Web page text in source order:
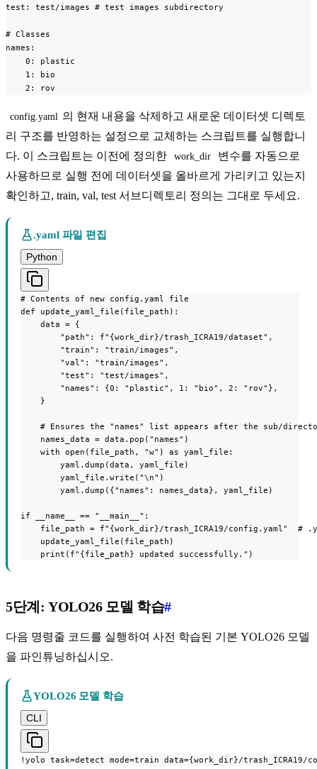
test: test/images # test images subdirectory
# Classes
names:
    0: plastic
    1: bio
    2: rov
config.yaml 의 현재 내용을 삭제하고 새로운 데이터셋 디렉토
리 구조를 반영하는 설정으로 교체하는 스크립트를 실행합니
다. 이 스크립트는 이전에 정의한
work_dir
변수를 자동으로
사용하므로 실행 전에 데이터셋을 올바르게 가리키고 있는지
확인하고, train, val, test 서브디렉토리 정의는 그대로 두세요.
.yaml 파일 편집
Python
# Contents of new config.yaml file
def update_yaml_file(file_path):
    data = {
        "path": f"{work_dir}/trash_ICRA19/dataset",
        "train": "train/images",
        "val": "train/images",
        "test": "test/images",
        "names": {0: "plastic", 1: "bio", 2: "rov"},
    }
# Ensures the "names" list appears after the sub/
    names_data = data.pop("names")
    with open(file_path, "w") as yaml_file:
        yaml.dump(data, yaml_file)
        yaml_file.write("\n")
        yaml.dump({"names": names_data}, yaml_file)
if __name__ == "__main__":
file_path = f"{work_dir}/trash_ICRA19/config.yaml"  #
    update_yaml_file(file_path)
    print(f"{file_path} updated successfully.")
5단계: YOLO26 모델 학습#
다음 명령줄 코드를 실행하여 사전 학습된 기본 YOLO26 모델
을 파인튜닝하십시오.
YOLO26 모델 학습
CLI
!yolo task=detect mode=train data={work_dir}/trash_ICRA19/